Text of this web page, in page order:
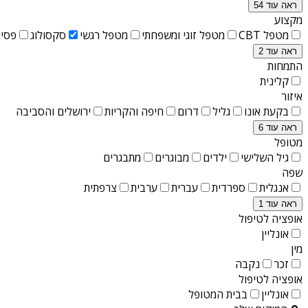
ראה עוד 54
מקצוע
מטפל CBT
מטפל זוגי ומשפחתי מטפל רגשי סקסולוג
ראה עוד 2
התמחות
קלינית
איזור
בקעת אונו
גליל דרום חיפה והקריות ירושלים והסביבה
ראה עוד 6
מטופל
גיל השלישי
ילדים מבוגרים
מתבגרים
שפה
אנגלית
ספרדית עברית ערבית צרפתית
ראה עוד 1
אופציה לטיפול
אונליין
מין
זכר
נקבה
אופציה לטיפול
אונליין
בבית המטופל